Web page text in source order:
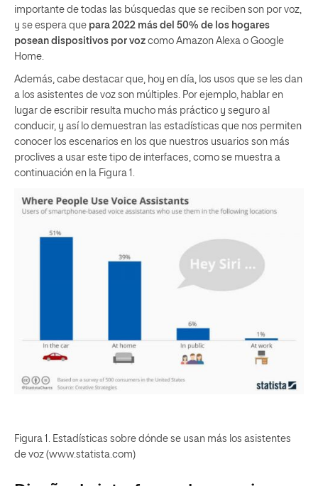
importante de todas las búsquedas que se reciben son por voz,
y se espera que para 2022 más del 50% de los hogares
posean dispositivos por voz como Amazon Alexa o Google
Home.
Además, cabe destacar que, hoy en día, los usos que se les dan
a los asistentes de voz son múltiples. Por ejemplo, hablar en
lugar de escribir resulta mucho más práctico y seguro al
conducir, y así lo demuestran las estadísticas que nos permiten
conocer los escenarios en los que nuestros usuarios son más
proclives a usar este tipo de interfaces, como se muestra a
continuación en la Figura 1.
Figura 1. Estadísticas sobre dónde se usan más los asistentes
de voz (www.statista.com)